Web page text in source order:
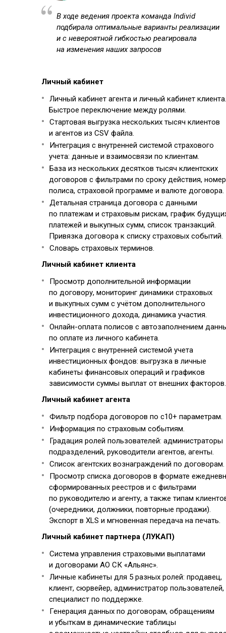
В ходе ведения проекта команда Individ
подбирала оптимальные варианты реализации
и с невероятной гибкостью реагировала
на изменения наших запросов
Личный кабинет
Личный кабинет агента и личный кабинет клиента.
Быстрое переключение между ролями.
Стартовая выгрузка нескольких тысяч клиентов
и агентов из CSV файла.
Интеграция с внутренней системой страхового
учета: данные и взаимосвязи по клиентам.
База из нескольких десятков тысяч клиентских
договоров с фильтрами по сроку действия,
полиса, страховой программе и валюте договора.
Детальная страница договора с данными
по платежам и страховым рискам, график
платежей и выкупных сумм, список транзакций.
Привязка договора к списку страховых событий.
Словарь страховых терминов.
Личный кабинет клиента
Просмотр дополнительной информации
по договору, мониторинг динамики страховых
и выкупных сумм с учётом дополнительного
инвестиционного дохода, динамика участия.
Онлайн-оплата полисов с автозаполнением
по оплате из личного кабинета.
Интеграция с внутренней системой учета
инвестиционных фондов: выгрузка в личные
кабинеты финансовых операций и графиков
зависимости суммы выплат от внешних факторов.
Личный кабинет агента
Фильтр подбора договоров по с10+ параметрам.
Информация по страховым событиям.
Градация ролей пользователей: администраторы
подразделений, руководители агентов, агенты.
Список агентских вознаграждений по договорам.
Просмотр списка договоров в формате
сформированных реестров и с фильтрами
по руководителю и агенту, а также типам
(очередники, должники, повторные продажи).
Экспорт в XLS и мгновенная передача на печать.
Личный кабинет партнера (ЛУКАП)
Система управления страховыми выплатами
и договорами АО СК «Альянс».
Личные кабинеты для 5 разных ролей: продавец,
клиент, сюрвейер, администратор пользователей,
специалист по поддержке.
Генерация данных по договорам, обращениям
и убыткам в динамические таблицы